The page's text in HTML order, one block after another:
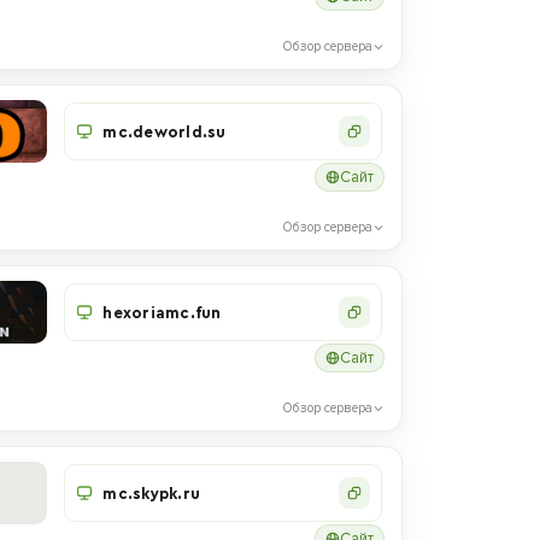
Обзор сервера
mc.deworld.su
Сайт
Обзор сервера
hexoriamc.fun
Сайт
Обзор сервера
mc.skypk.ru